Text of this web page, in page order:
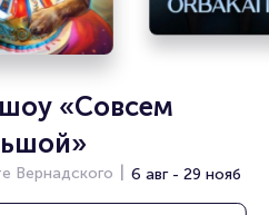
«Совсем
Вернадского 6 авг - 29 нояб